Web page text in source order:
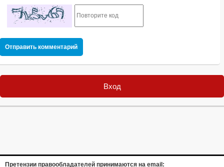
Отправить комментарий
Вход
Претензии правообладателей принимаются на email: